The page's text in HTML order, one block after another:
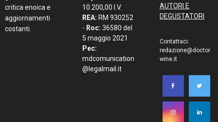
critica enoica e
aggiornamenti
costanti.
10.200,00 I.V.
REA: RM 930252
- Roc: 36580 del
5 maggio 2021
Pec:
mdcomunication
@legalmail.it
AUTORI E
DEGUSTATORI
Contattaci:
redazione@doctor
wine.it